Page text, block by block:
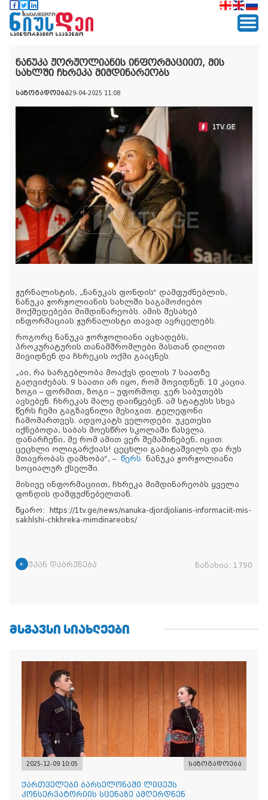
ნანუკა ჟორჟოლიანის ინფორმაციით, მის
სახლში ჩხრეკა მიმდინარეობს
საზოგადოება29-04-2025 11:08
ჟურნალისტის, „ნანუკას ფონდის“ დამფუძნებლის,
ნანუკა ჟორჟოლიანის სახლში საგამოძიებო
მოქმედებები მიმდინარეობს. ამის შესახებ
ინფორმაციას ჟურნალისტი თავად ავრცელებს.
როგორც ნანუკა ჟორჟოლიანი აცხადებს,
პროკურატურის თანამშრომლები მასთან დილით
მივიდნენ და ჩხრეკის ოქმი გააცნეს.
„აი, რა სარგებლობა მოაქვს დილის 7 საათზე
გაღვიძებას. 9 საათი არ იყო, რომ მოვიდნენ. 10 კაცია.
ზოგი – ფორმით, ზოგი – უფორმოდ. ჯერ საბუთებს
ავსებენ. ჩხრეკას მალე დაიწყებენ. ამ სტატუსს სხვა
წერს ჩემი გაგზავნილი მესიჯით. ტელეფონი
ჩამომართვეს. ადვოკატს ველოდები. უკეთესი
იქნებოდა, საბას მოესწრო სკოლაში წასვლა.
დანარჩენი, მე რომ ამით ვერ შემაშინებენ, იცით.
ცეცხლი ოლიგარქიას! ცეცხლი გაბიტაშვილს და რუს
მთავრობას დამხობა“, – წერს ნანუკა ჟორჟოლიანი
სოციალურ ქსელში.
მისივე ინფორმაციით, ჩხრეკა მიმდინარეობს ყველა
ფონდის დამფუძნებელთან.
წყარო: https://1tv.ge/news/nanuka-djordjolianis-informaciit-mis-
sakhlshi-chkhreka-mimdinareobs/
უკან დაბრუნება ნანახია: 1790
ᲛᲡᲒᲐᲕᲡᲘ ᲡᲘᲐᲮᲚᲔᲔᲑᲘ
2025-12-09 10:05 საზოგადოება
ქართველები ბარსელონაში ლიცეუს
კონსერვატორიის სცენაზე ამღერდნენ